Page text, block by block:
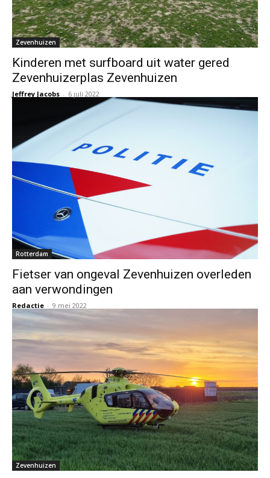
Zevenhuizen
Kinderen met surfboard uit water gered
Zevenhuizerplas Zevenhuizen
Jeffrey Jacobs - 6 juli 2022
Rotterdam
Fietser van ongeval Zevenhuizen overleden
aan verwondingen
Redactie - 9 mei 2022
Zevenhuizen